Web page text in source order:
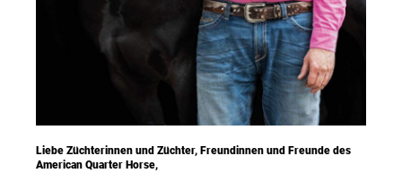
Liebe Züchterinnen und Züchter, Freundinnen und Freunde des
American Quarter Horse,